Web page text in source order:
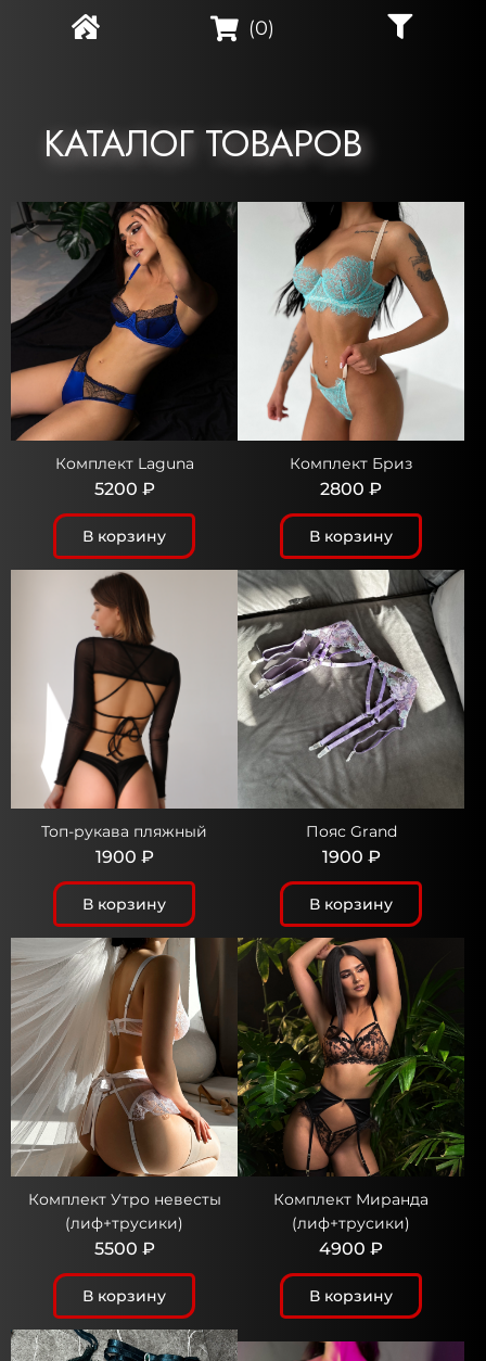
(0)
КАТАЛОГ ТОВАРОВ
Комплект Laguna
5200 ₽
В корзину
Комплект Бриз
2800 ₽
В корзину
Топ-рукава пляжный
1900 ₽
В корзину
Пояс Grand
1900 ₽
В корзину
Комплект Утро невесты
(лиф+трусики)
5500 ₽
В корзину
Комплект Миранда
(лиф+трусики)
4900 ₽
В корзину